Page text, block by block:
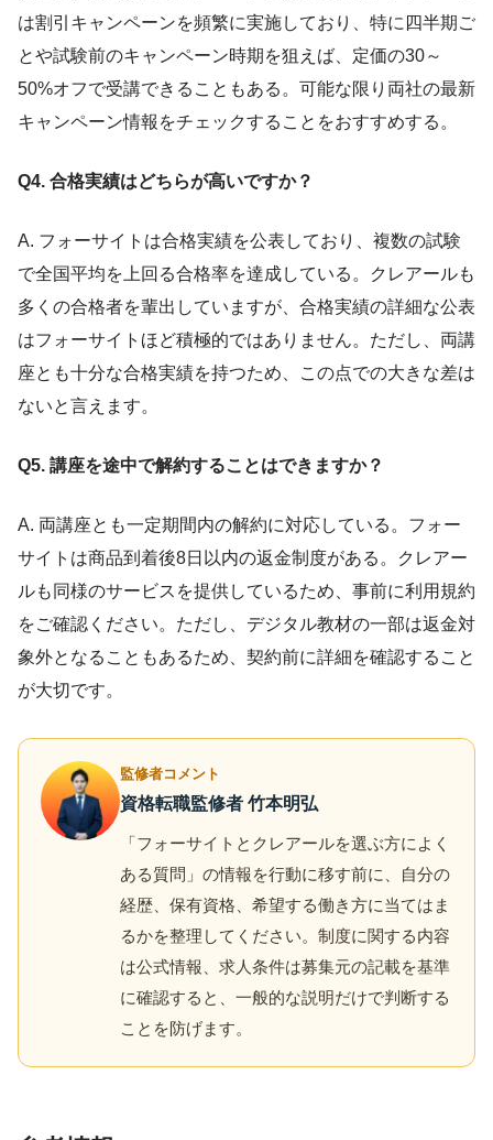
は割引キャンペーンを頻繁に実施しており、特に四半期ご
とや試験前のキャンペーン時期を狙えば、定価の30～
50%オフで受講できることもある。可能な限り両社の最新
キャンペーン情報をチェックすることをおすすめする。
Q4. 合格実績はどちらが高いですか？
A. フォーサイトは合格実績を公表しており、複数の試験
で全国平均を上回る合格率を達成している。クレアールも
多くの合格者を輩出していますが、合格実績の詳細な公表
はフォーサイトほど積極的ではありません。ただし、両講
座とも十分な合格実績を持つため、この点での大きな差は
ないと言えます。
Q5. 講座を途中で解約することはできますか？
A. 両講座とも一定期間内の解約に対応している。フォー
サイトは商品到着後8日以内の返金制度がある。クレアー
ルも同様のサービスを提供しているため、事前に利用規約
をご確認ください。ただし、デジタル教材の一部は返金対
象外となることもあるため、契約前に詳細を確認すること
が大切です。
監修者コメント
資格転職監修者 竹本明弘
「フォーサイトとクレアールを選ぶ方によく
ある質問」の情報を行動に移す前に、自分の
経歴、保有資格、希望する働き方に当てはま
るかを整理してください。制度に関する内容
は公式情報、求人条件は募集元の記載を基準
に確認すると、一般的な説明だけで判断する
ことを防げます。